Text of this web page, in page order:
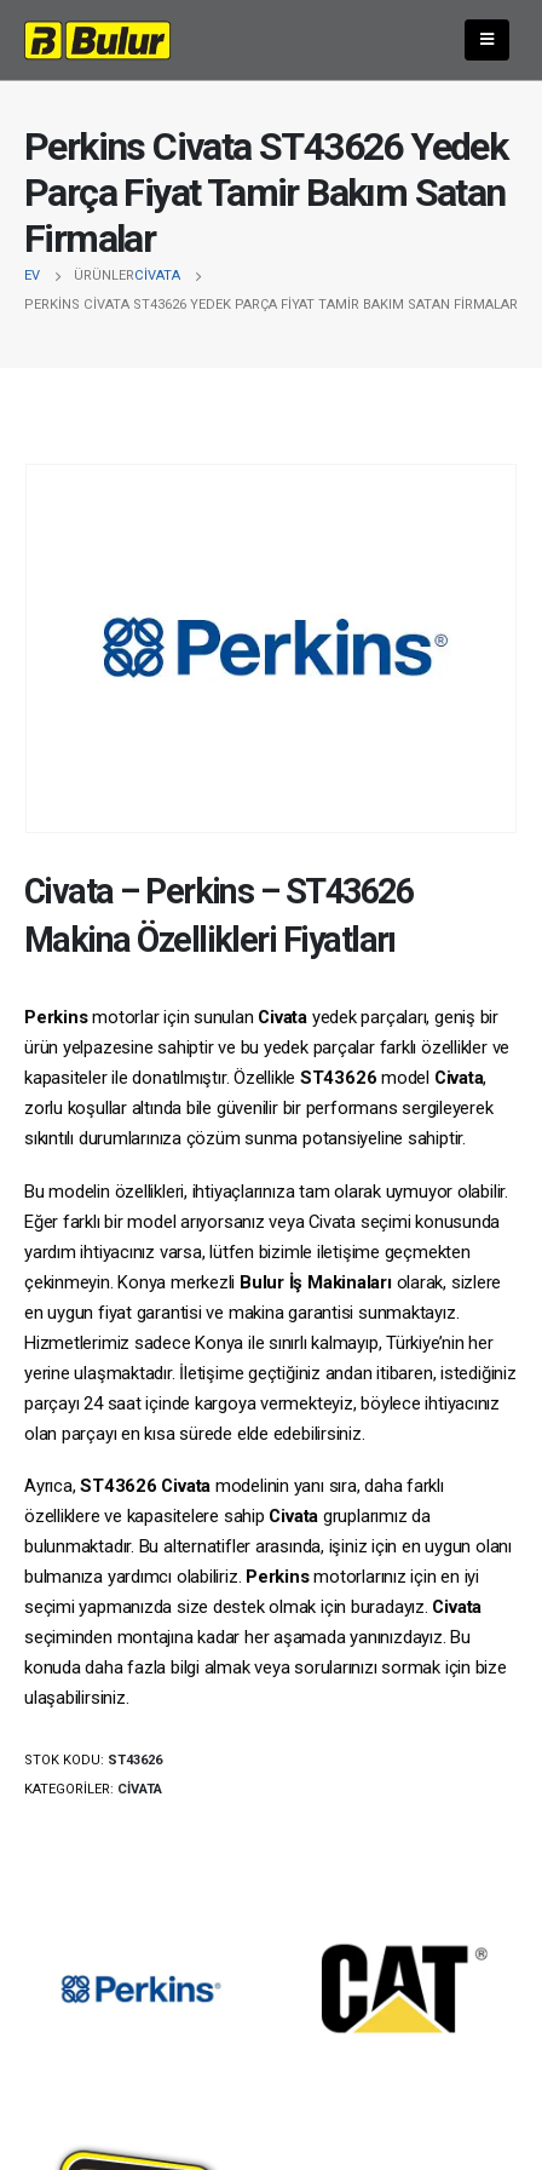
Perkins Civata ST43626 Yedek
Parça Fiyat Tamir Bakım Satan
Firmalar
EV ÜRÜNLERCIVATA
PERKINS CIVATA ST43626 YEDEK PARÇA FIYAT TAMIR BAKIM SATAN FIRMALAR
Civata– Perkins–ST43626
Makina Özellikleri Fiyatları
Perkinsmotorlar için sunulan Civata yedek parçaları, geniş bir
ürün yelpazesine sahiptir ve bu yedek parçalar farklı özellikler ve
kapasiteler ile donatılmıştır. Özellikle ST43626 model Civata,
zorlu koşullar altında bile güvenilir bir performans sergileyerek
sıkıntılı durumlarınıza çözüm sunma potansiyeline sahiptir.
Bu modelin özellikleri, ihtiyaçlarınıza tam olarak uymuyor olabilir.
Eğer farklı bir model arıyorsanız veya Civata seçimi konusunda
yardım ihtiyacınız varsa, lütfen bizimle iletişime geçmekten
çekinmeyin. Konya merkezli Bulur İş Makinalarıolarak, sizlere
en uygun fiyat garantisi ve makina garantisi sunmaktayız.
Hizmetlerimiz sadece Konya ile sınırlı kalmayıp, Türkiye’nin her
yerine ulaşmaktadır. İletişime geçtiğiniz andan itibaren, istediğiniz
parçayı 24 saat içinde kargoya vermekteyiz, böylece ihtiyacınız
olan parçayı en kısa sürede elde edebilirsiniz.
Ayrıca,ST43626 Civata modelinin yanı sıra, daha farklı
özelliklere ve kapasitelere sahip Civata gruplarımız da
bulunmaktadır. Bu alternatifler arasında, işiniz için en uygun olanı
bulmanıza yardımcı olabiliriz. Perkinsmotorlarınız için en iyi
seçimi yapmanızda size destek olmak için buradayız. Civata
seçiminden montajına kadar her aşamada yanınızdayız. Bu
konuda daha fazla bilgi almak veya sorularınızı sormak için bize
ulaşabilirsiniz.
STOK KODU: ST43626
KATEGORILER: CIVATA